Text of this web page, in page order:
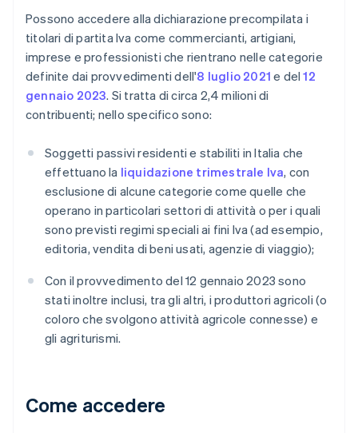
Possono accedere alla dichiarazione precompilata i
titolari di partita Iva come commercianti, artigiani,
imprese e professionisti che rientrano nelle categorie
definite dai provvedimenti dell'8 luglio 2021 e del12
gennaio 2023. Si tratta di circa 2,4 milioni di
contribuenti; nello specifico sono:
Soggetti passivi residenti e stabiliti in Italia che
effettuano la liquidazione trimestrale Iva, con
esclusione di alcune categorie come quelle che
operano in particolari settori di attività o per i quali
sono previsti regimi speciali ai fini Iva (ad esempio,
editoria, vendita di beni usati, agenzie di viaggio);
Con il provvedimento del 12 gennaio 2023 sono
stati inoltre inclusi, tra gli altri, i produttori agricoli (o
coloro che svolgono attività agricole connesse) e
gli agriturismi.
Come accedere